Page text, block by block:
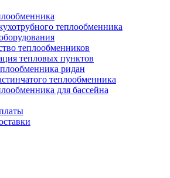
теплообменника
теплообменников
тепловых пунктов
ридан
теплообменника
для бассейна